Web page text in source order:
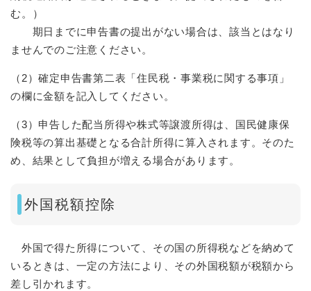
む。）
期日までに申告書の提出がない場合は、該当とはなり
ませんでのご注意ください。
（2）確定申告書第二表「住民税・事業税に関する事項」
の欄に金額を記入してください。
（3）申告した配当所得や株式等譲渡所得は、国民健康保
険税等の算出基礎となる合計所得に算入されます。そのた
め、結果として負担が増える場合があります。
外国税額控除
外国で得た所得について、その国の所得税などを納めて
いるときは、一定の方法により、その外国税額が税額から
差し引かれます。